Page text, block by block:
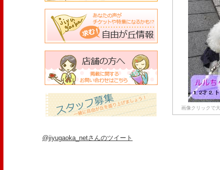
画像クリックで
@jiyugaoka_netさんのツイート